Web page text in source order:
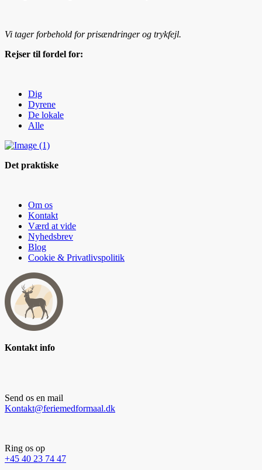
Vi tager forbehold for prisændringer og trykfejl.
Rejser til fordel for:
Dig
Dyrene
De lokale
Alle
Det praktiske
Om os
Kontakt
Værd at vide
Nyhedsbrev
Blog
Cookie & Privatlivspolitik
Kontakt info
Send os en mail
Kontakt@feriemedformaal.dk
Ring os op
+45 40 23 74 47